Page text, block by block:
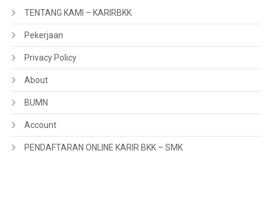
TENTANG KAMI – KARIRBKK
Pekerjaan
Privacy Policy
About
BUMN
Account
PENDAFTARAN ONLINE KARIR BKK – SMK